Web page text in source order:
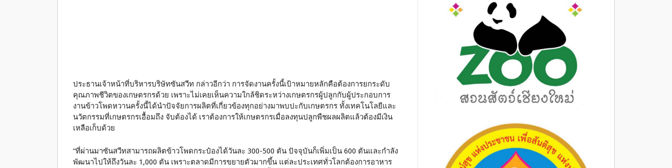
ประธานเจ้าหน้าที่บริหารบริษัทซันสวีท กล่าวอีกว่า การจัดงานครั้งนี้เป้าหมายหลักคือต้องการยกระดับ
คุณภาพชีวิตของเกษตรกรด้วย เพราะไม่เคยเห็นความใกล้ชิดระหว่างเกษตรกรผู้ปลูกกับผู้ประกอบการ
งานข้าวโพดหวานครั้งนี้ได้นำปัจจัยการผลิตที่เกี่ยวข้องทุกอย่างมาพบปะกับเกษตรกร ทั้งเทคโนโลยีและ
นวัตกรรมที่เกษตรกรเอื้อมถึง จับต้องได้ เราต้องการให้เกษตรกรเมื่อลงทุนปลูกพืชผลผลิตแล้วต้องมีเงิน
เหลือเก็บด้วย
“ที่ผ่านมาซันสวีทสามารถผลิตข้าวโพดกระป๋องได้วันละ 300-500 ตัน ปัจจุบันก็เพิ่มเป็น 600 ตันและกำลัง
พัฒนาไปให้ถึงวันละ 1,000 ตัน เพราะตลาดมีการขยายตัวมากขึ้น แต่ละประเทศทั่วโลกต้องการอาหาร